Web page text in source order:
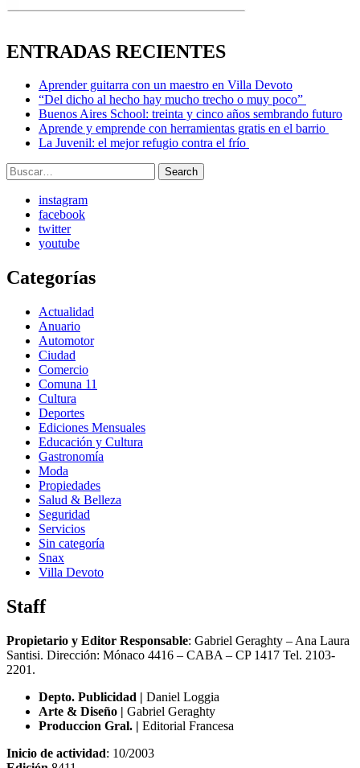
ENTRADAS RECIENTES
Aprender guitarra con un maestro en Villa Devoto
“Del dicho al hecho hay mucho trecho o muy poco”
Buenos Aires School: treinta y cinco años sembrando futuro
Aprende y emprende con herramientas gratis en el barrio
La Juvenil: el mejor refugio contra el frío
Search
for:
Search
instagram
facebook
twitter
youtube
Categorías
Actualidad
Anuario
Automotor
Ciudad
Comercio
Comuna 11
Cultura
Deportes
Ediciones Mensuales
Educación y Cultura
Gastronomía
Moda
Propiedades
Salud & Belleza
Seguridad
Servicios
Sin categoría
Snax
Villa Devoto
Staff
Propietario y Editor Responsable: Gabriel Geraghty – Ana Laura
Santisi. Dirección: Mónaco 4416 – CABA – CP 1417 Tel. 2103-
2201.
Depto. Publicidad | Daniel Loggia
Arte & Diseño | Gabriel Geraghty
Produccion Gral. | Editorial Francesa
Inicio de actividad: 10/2003